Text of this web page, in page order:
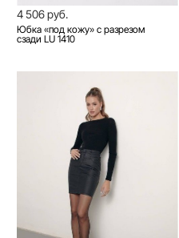
4 506 руб.
Юбка «под кожу» с разрезом
сзади LU 1410